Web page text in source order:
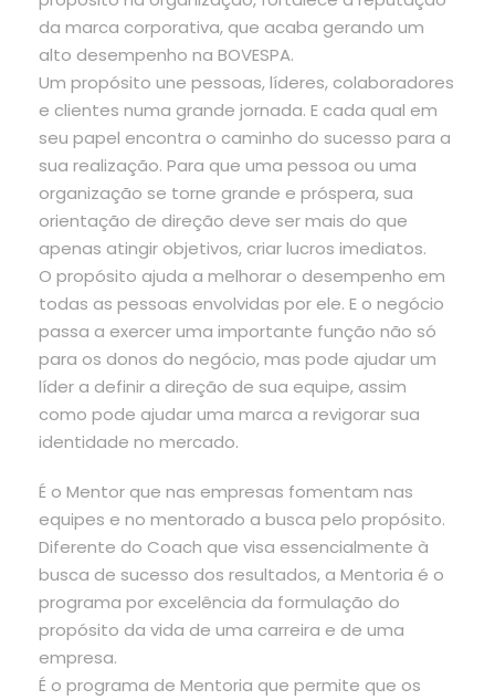
da marca corporativa, que acaba gerando um
alto desempenho na BOVESPA.
Um propósito une pessoas, líderes, colaboradores
e clientes numa grande jornada. E cada qual em
seu papel encontra o caminho do sucesso para a
sua realização. Para que uma pessoa ou uma
organização se torne grande e próspera, sua
orientação de direção deve ser mais do que
apenas atingir objetivos, criar lucros imediatos.
O propósito ajuda a melhorar o desempenho em
todas as pessoas envolvidas por ele. E o negócio
passa a exercer uma importante função não só
para os donos do negócio, mas pode ajudar um
líder a definir a direção de sua equipe, assim
como pode ajudar uma marca a revigorar sua
identidade no mercado.
É o Mentor que nas empresas fomentam nas
equipes e no mentorado a busca pelo propósito.
Diferente do Coach que visa essencialmente à
busca de sucesso dos resultados, a Mentoria é o
programa por excelência da formulação do
propósito da vida de uma carreira e de uma
empresa.
É o programa de Mentoria que permite que os